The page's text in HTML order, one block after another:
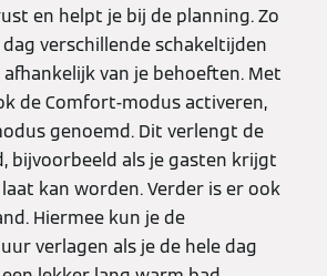
en helpt je bij de planning. Zo
verschillende schakeltijden
van je behoeften. Met
de Comfort-modus activeren,
genoemd. Dit verlengt de
bijvoorbeeld als je gasten krijgt
kan worden. Verder is er ook
Hiermee kun je de
verlagen als je de hele dag